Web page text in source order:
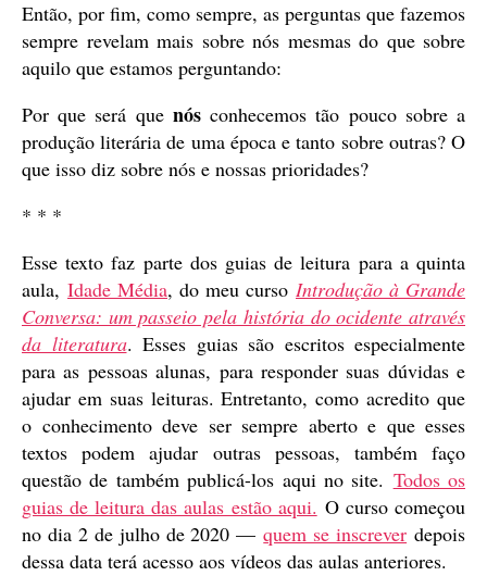
Então, por fim, como sempre, as perguntas que fazemos
sempre revelam mais sobre nós mesmas do que sobre
aquilo que estamos perguntando:
Por que será que nósconhecemos tão pouco sobre a
produção literária de uma época e tanto sobre outras? O
que isso diz sobre nós e nossas prioridades?
* * *
Esse texto faz parte dos guias de leitura para a quinta
aula, Idade Média, do meu curso Introdução à Grande
Conversa: um passeio pela história do ocidente através
da literatura. Esses guias são escritos especialmente
para as pessoas alunas, para responder suas dúvidas e
ajudar em suas leituras. Entretanto, como acredito que
o conhecimento deve ser sempre aberto e que esses
textos podem ajudar outras pessoas, também faço
questão de também publicá-los aqui no site. Todos os
guias de leitura das aulas estão aqui. O curso começou
no dia 2 de julho de 2020 —quem se inscrever depois
dessa data terá acesso aos vídeos das aulas anteriores.